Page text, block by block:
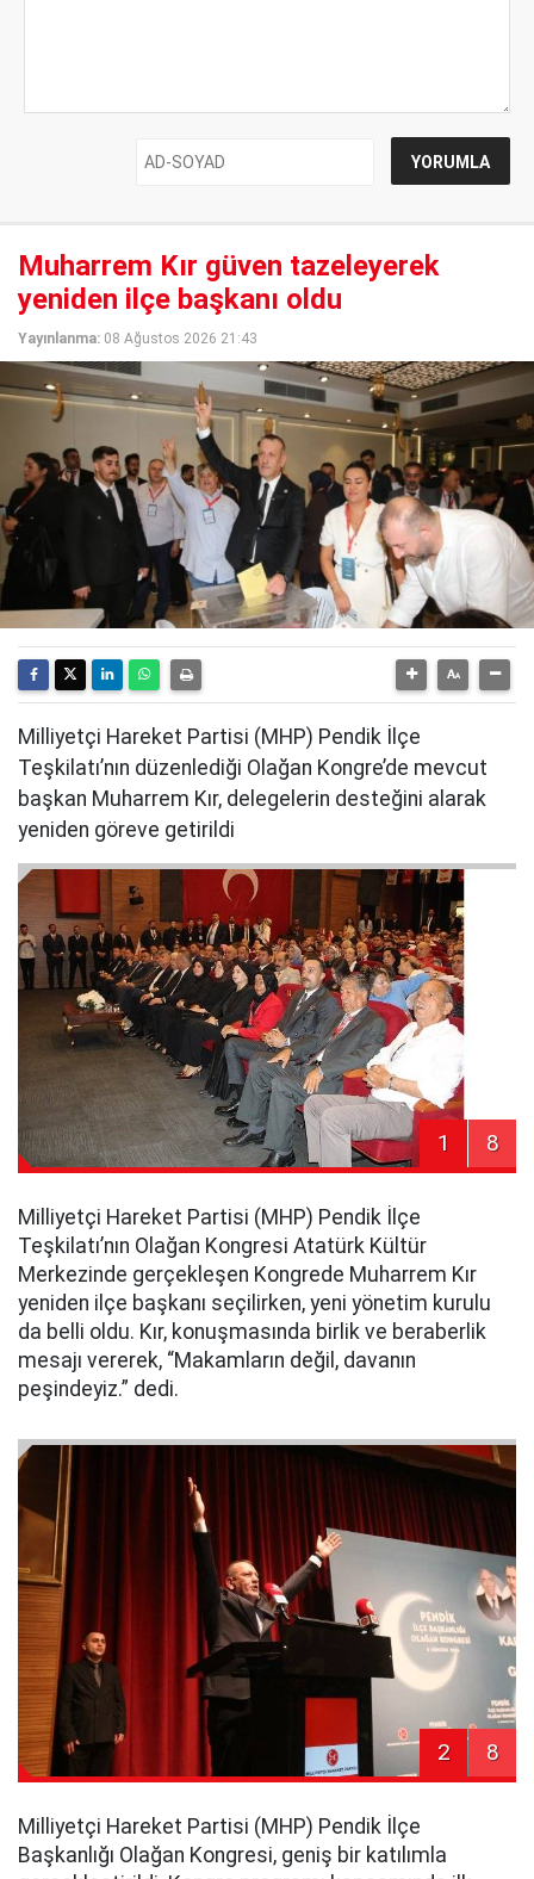
Muharrem Kır güven tazeleyerek
yeniden ilçe başkanı oldu
Yayınlanma: 08 Ağustos 2026 21:43
Milliyetçi Hareket Partisi (MHP) Pendik İlçe
Teşkilatı’nın düzenlediği Olağan Kongre’de mevcut
başkan Muharrem Kır, delegelerin desteğini alarak
yeniden göreve getirildi
1 8
Milliyetçi Hareket Partisi (MHP) Pendik İlçe
Teşkilatı’nın Olağan Kongresi Atatürk Kültür
Merkezinde gerçekleşen Kongrede Muharrem Kır
yeniden ilçe başkanı seçilirken, yeni yönetim kurulu
da belli oldu. Kır, konuşmasında birlik ve beraberlik
mesajı vererek, “Makamların değil, davanın
peşindeyiz.” dedi.
2 8
Milliyetçi Hareket Partisi (MHP) Pendik İlçe
Başkanlığı Olağan Kongresi, geniş bir katılımla